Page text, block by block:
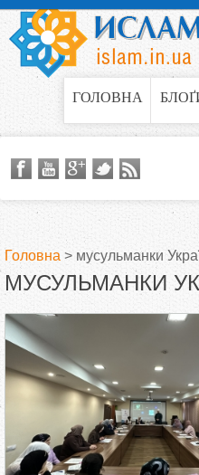
Jump to
ГОЛОВНА
В
и
є
у
Головна > мусульманки
МУСУЛЬМАНКИ